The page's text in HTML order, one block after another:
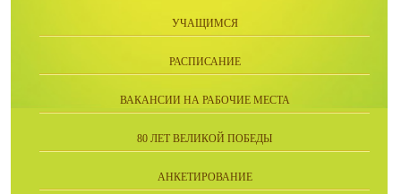
УЧАЩИМСЯ
РАСПИСАНИЕ
ВАКАНСИИ НА РАБОЧИЕ МЕСТА
80 ЛЕТ ВЕЛИКОЙ ПОБЕДЫ
АНКЕТИРОВАНИЕ